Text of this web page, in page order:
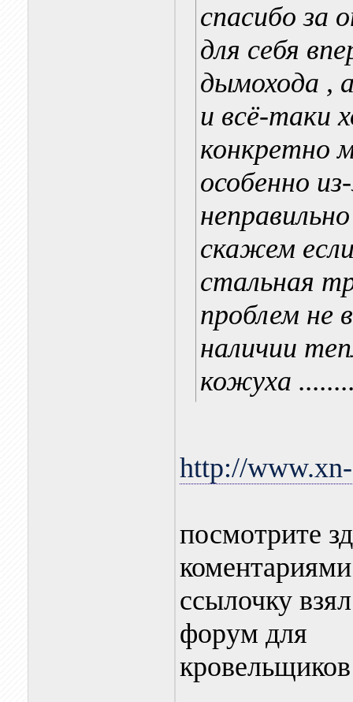
спасибо за
для себя
дымохода ,
и всё-таки
конкретно
особенно
скажем
стальная
проблем не
наличии
кожуха
http://
посмотрите
ссылочку
форум для
кровельщиков